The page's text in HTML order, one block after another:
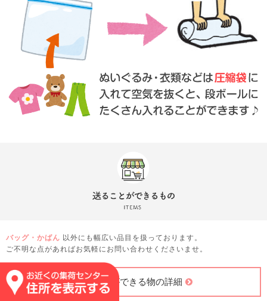
バッグ・かばん 以外にも幅広い品目を扱っております。
ご不明な点があればお気軽にお問い合わせくださいませ。
送ることができる物の詳細